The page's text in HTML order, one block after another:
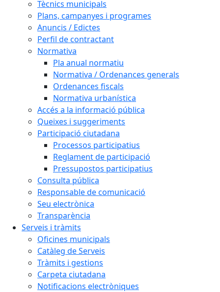
Tècnics municipals
Plans, campanyes i programes
Anuncis / Edictes
Perfil de contractant
Normativa
Pla anual normatiu
Normativa / Ordenances generals
Ordenances fiscals
Normativa urbanística
Accés a la informació pública
Queixes i suggeriments
Participació ciutadana
Processos participatius
Reglament de participació
Pressupostos participatius
Consulta pública
Responsable de comunicació
Seu electrònica
Transparència
Serveis i tràmits
Oficines municipals
Catàleg de Serveis
Tràmits i gestions
Carpeta ciutadana
Notificacions electròniques